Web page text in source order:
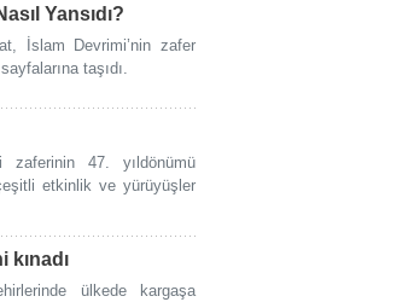
Yansıdı?
İslam Devrimi’nin zafer
taşıdı.
zaferinin 47. yıldönümü
etkinlik ve yürüyüşler
kınadı
ülkede kargaşa